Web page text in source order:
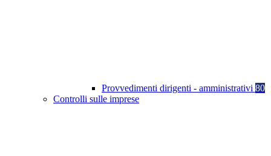
Provvedimenti dirigenti - amministrativi 80
Controlli sulle imprese